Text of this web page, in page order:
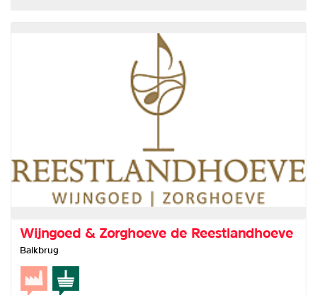
Wijngoed & Zorghoeve de Reestlandhoeve
Balkbrug